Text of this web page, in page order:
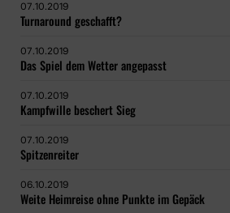
07.10.2019
Turnaround geschafft?
07.10.2019
Das Spiel dem Wetter angepasst
07.10.2019
Kampfwille beschert Sieg
07.10.2019
Spitzenreiter
06.10.2019
Weite Heimreise ohne Punkte im Gepäck